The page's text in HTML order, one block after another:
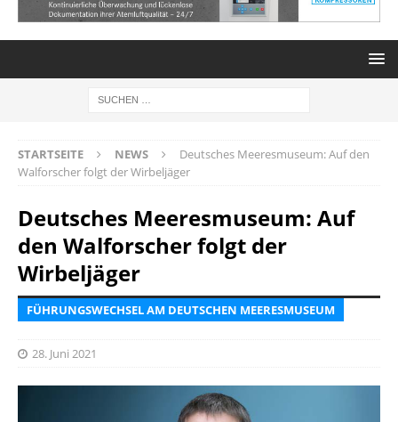
STARTSEITE NEWS
Deutsches Meeresmuseum: Auf den
Walforscher folgt der Wirbeljäger
Deutsches Meeresmuseum: Auf
den Walforscher folgt der
Wirbeljäger
FÜHRUNGSWECHSEL AM DEUTSCHEN MEERESMUSEUM
28. Juni 2021